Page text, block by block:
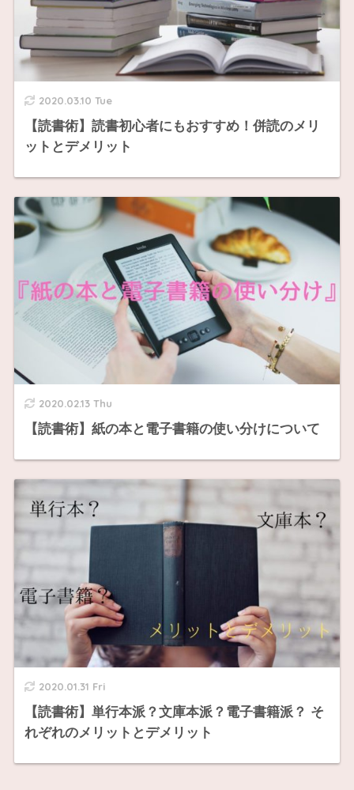
2020.03.10 Tue
【読書術】読書初心者にもおすすめ！併読のメリ
ットとデメリット
2020.02.13 Thu
【読書術】紙の本と電子書籍の使い分けについて
2020.01.31 Fri
【読書術】単行本派？文庫本派？電子書籍派？ そ
れぞれのメリットとデメリット